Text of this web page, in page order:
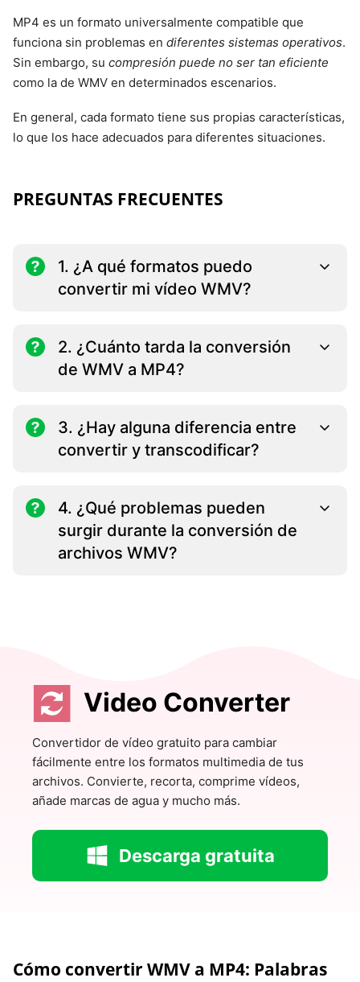
MP4 es un formato universalmente compatible que
funciona sin problemas en diferentes sistemas operativos.
Sin embargo, su compresión puede no ser tan eficiente
como la de WMV en determinados escenarios.
En general, cada formato tiene sus propias características,
lo que los hace adecuados para diferentes situaciones.
PREGUNTAS FRECUENTES
1. ¿A qué formatos puedo
convertir mi vídeo WMV?
2. ¿Cuánto tarda la conversión
de WMV a MP4?
3. ¿Hay alguna diferencia entre
convertir y transcodificar?
4. ¿Qué problemas pueden
surgir durante la conversión de
archivos WMV?
Video Converter
Convertidor de vídeo gratuito para cambiar
fácilmente entre los formatos multimedia de tus
archivos. Convierte, recorta, comprime vídeos,
añade marcas de agua y mucho más.
Descarga gratuita
Cómo convertir WMV a MP4: Palabras